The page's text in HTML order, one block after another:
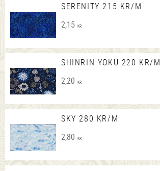
SERENITY 215 KR/M
2,15 KR
SHINRIN YOKU 220 KR/M
2,20 KR
SKY 280 KR/M
2,80 KR